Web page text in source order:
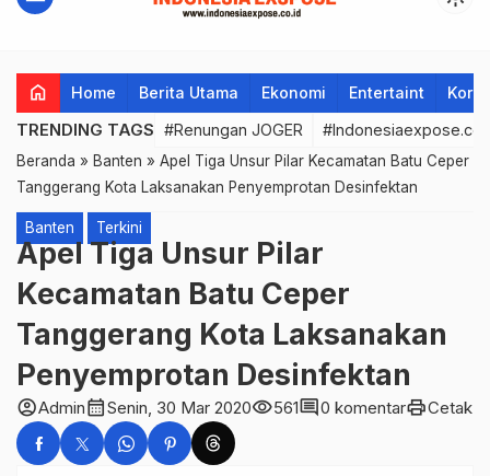
home Home Berita Utama Ekonomi Entertaint
TRENDING TAGS #Renungan JOGER
Beranda » Banten » Apel Tiga Unsur Pilar Kecamatan Batu Ceper
Tanggerang Kota Laksanakan Penyemprotan Desinfektan
Banten Terkini
Apel Tiga Unsur Pilar
Kecamatan Batu Ceper
Tanggerang Kota Laksanakan
Penyemprotan Desinfektan
account_circleAdmincalendar_monthSenin, 30 Mar 2020visibility561comment0 komentarprintCetak